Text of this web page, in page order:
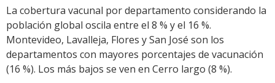
La cobertura vacunal por departamento considerando la
población global oscila entre el 8 % y el 16 %.
Montevideo, Lavalleja, Flores y San José son los
departamentos con mayores porcentajes de vacunación
(16 %). Los más bajos se ven en Cerro largo (8 %).